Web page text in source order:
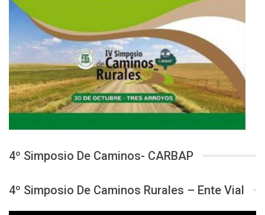
4º Simposio De Caminos- CARBAP
4º Simposio De Caminos Rurales – Ente Vial